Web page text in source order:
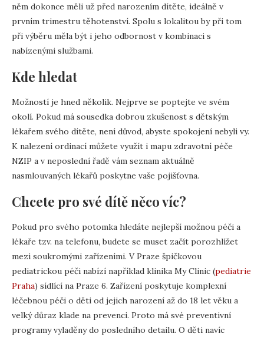
něm dokonce měli už před narozením dítěte, ideálně v
prvním trimestru těhotenství. Spolu s lokalitou by při tom
při výběru měla být i jeho odbornost v kombinaci s
nabízenými službami.
Kde hledat
Možností je hned několik. Nejprve se poptejte ve svém
okolí. Pokud má sousedka dobrou zkušenost s dětským
lékařem svého dítěte, není důvod, abyste spokojení nebyli vy.
K nalezení ordinací můžete využít i mapu zdravotní péče
NZIP a v neposlední řadě vám seznam aktuálně
nasmlouvaných lékařů poskytne vaše pojišťovna.
Chcete pro své dítě něco víc?
Pokud pro svého potomka hledáte nejlepší možnou péči a
lékaře tzv. na telefonu, budete se muset začít porozhlížet
mezi soukromými zařízeními. V Praze špičkovou
pediatrickou péči nabízí například klinika My Clinic (pediatrie
Praha) sídlící na Praze 6. Zařízení poskytuje komplexní
léčebnou péči o děti od jejich narození až do 18 let věku a
velký důraz klade na prevenci. Proto má své preventivní
programy vyladěny do posledního detailu. O děti navíc